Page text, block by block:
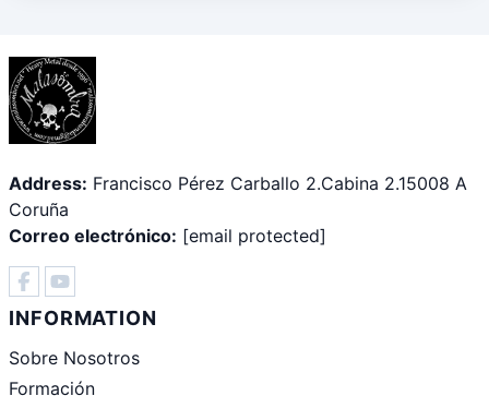
Address: Francisco Pérez Carballo 2.Cabina 2.15008 A
Coruña
Correo electrónico: [email protected]
INFORMATION
Sobre Nosotros
Formación